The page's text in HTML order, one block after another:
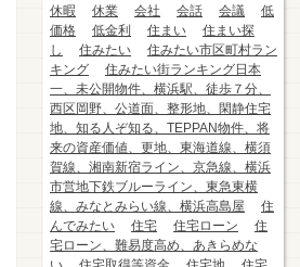
休暇
休業 会社 会話 会議
低
価格
低金利 住まい
住まい探
し
住みたい
住みたい市区町村ラン
キング
住みたい街ランキング日本
一、未公開物件、横浜駅、徒歩７分、
西区岡野、公道面、整形地、閑静住宅
地、知る人ぞ知る、TEPPAN物件、将
来の資産価値、更地、東海道線、横須
賀線、湘南新宿ライン、京急線、横浜
市営地下鉄ブルーライン、東急東横
線、みなとみらい線、横浜高島屋
住
んでみたい
住宅 住宅ローン
住
宅ローン、難易度高め、あきらめな